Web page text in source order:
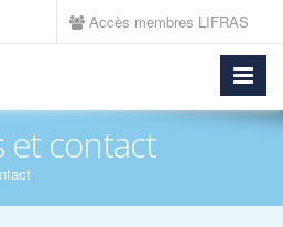
Accès membres LIFRAS
et contact